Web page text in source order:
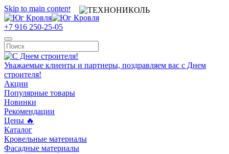
Skip to main content
+7 916 250-25-05
Уважаемые клиенты и партнеры, поздравляем вас с Днем
строителя!
Акции
Популярные товары
Новинки
Рекомендации
Цены 🔥
Каталог
Кровельные материалы
Фасадные материалы